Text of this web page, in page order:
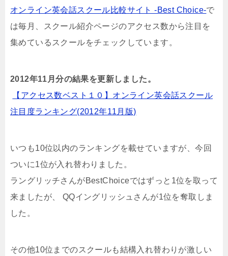
オンライン英会話スクール比較サイト -Best Choice-で
は毎月、スクール紹介ページのアクセス数から注目を
集めているスクールをチェックしています。
2012年11月分の結果を更新しました。
【アクセス数ベスト１０】オンライン英会話スクール
注目度ランキング(2012年11月版)
いつも10位以内のランキングを載せていますが、今回
ついに1位が入れ替わりました。
ラングリッチさんがBestChoiceではずっと1位を取って
来ましたが、 QQイングリッシュさんが1位を奪取しま
した。
その他10位までのスクールも結構入れ替わりが激しい